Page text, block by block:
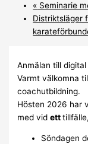
« Seminarie
Distriktsläger
Anmälan till
Varmt välkomna
coachutbildning.
Hösten 2026 har
med vidett
Söndagen